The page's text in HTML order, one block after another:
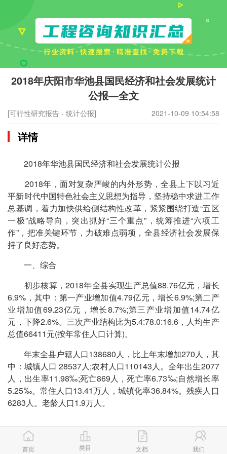
2018年庆阳市华池县国民经济和社会发展统计
公报—全文
[可行性研究报告 - 统计公报] 2021-10-09 10:54:58
详情
2018年华池县国民经济和社会发展统计公报
2018年，面对复杂严峻的内外形势，全县上下以习近
平新时代中国特色社会主义思想为指导，坚持稳中求进工作
总基调，着力加快供给侧结构性改革，紧紧围绕打造“五区
一极”战略导向，突出抓好“三个重点”，统筹推进“六项工
作”，把准关键环节，力破难点弱项，全县经济社会发展保
持了良好态势。
一、综合
初步核算，2018年全县实现生产总值88.76亿元，增长
6.9%，其中：第一产业增加值4.79亿元，增长6.9%;第二产
业增加值69.23亿元，增长8.7%;第三产业增加值14.74亿
元，下降2.6%。三次产业结构比为5.4:78.0:16.6，人均生产
总值66411元(按年常住人口计算)。
年末全县户籍人口138680人，比上年末增加270人，其
中：城镇人口 28537人;农村人口110143人。全年出生2077
人，出生率11.98‰;死亡869人，死亡率6.73‰;自然增长率
5.25‰。常住人口13.41万人，城镇化率36.84%。残疾人口
6283人。老龄人口1.9万人。
表1 2018年华池县户籍人口及构成
首页 类目 文档 我们